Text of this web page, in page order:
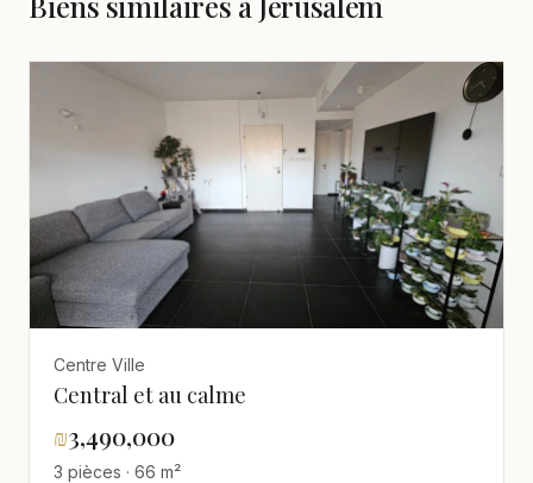
Centre Ville
Central et au calme
₪3,490,000
3 pièces · 66 m²